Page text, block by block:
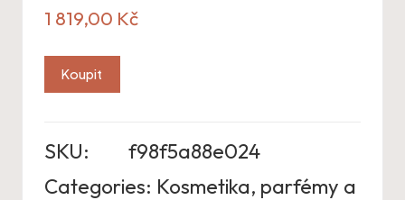
1 819,00 Kč
Koupit
SKU:
f98f5a88e024
Categories: Kosmetika, parfémy a